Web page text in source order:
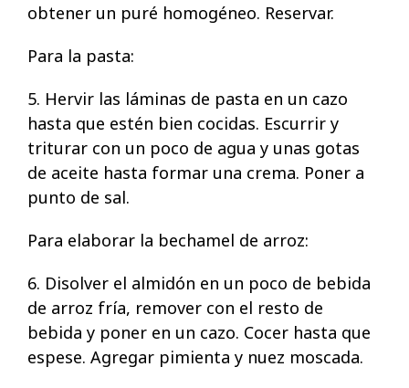
obtener un puré homogéneo. Reservar.
Para la pasta:
5. Hervir las láminas de pasta en un cazo
hasta que estén bien cocidas. Escurrir y
triturar con un poco de agua y unas gotas
de aceite hasta formar una crema. Poner a
punto de sal.
Para elaborar la bechamel de arroz:
6. Disolver el almidón en un poco de bebida
de arroz fría, remover con el resto de
bebida y poner en un cazo. Cocer hasta que
espese. Agregar pimienta y nuez moscada.